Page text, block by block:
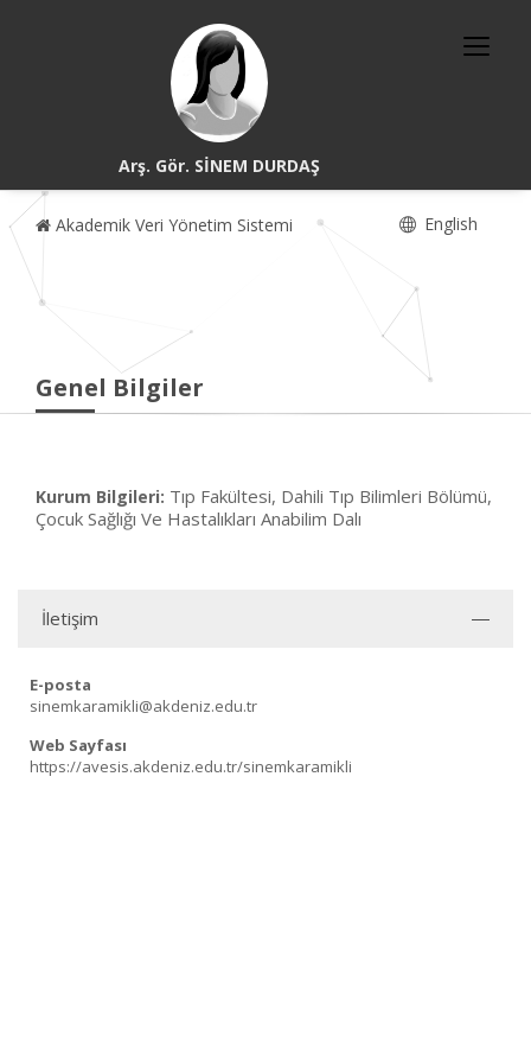
Arş. Gör. SİNEM DURDAŞ
Akademik Veri Yönetim Sistemi English
Genel Bilgiler
Kurum Bilgileri: Tıp Fakültesi, Dahili Tıp Bilimleri Bölümü,
Çocuk Sağlığı Ve Hastalıkları Anabilim Dalı
İletişim
E-posta
sinemkaramikli@akdeniz.edu.tr
Web Sayfası
https://avesis.akdeniz.edu.tr/sinemkaramikli